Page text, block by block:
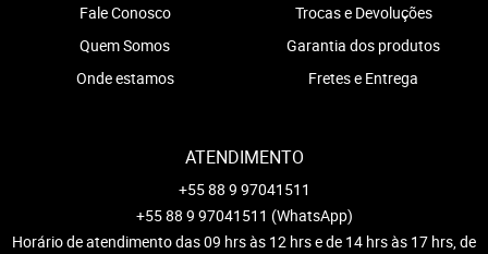
Fale Conosco
Quem Somos
Onde estamos
Trocas e Devoluções
Garantia dos produtos
Fretes e Entrega
ATENDIMENTO
+55 88 9 97041511
+55 88 9 97041511 (WhatsApp)
Horário de atendimento das 09 hrs às 12 hrs e de 14 hrs às 17 hrs, de